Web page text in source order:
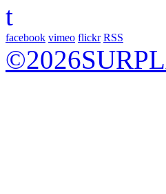
t
facebook vimeo flickr RSS
©2026